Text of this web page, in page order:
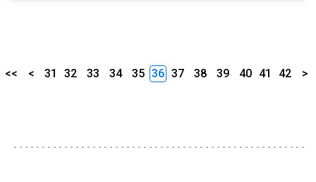
<< < 31 32 33 34 35 36 37 38 39 40 41 42 >